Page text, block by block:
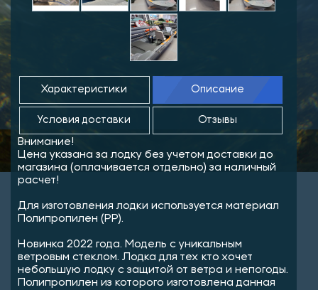
Характеристики Описание
Условия доставки Отзывы
Внимание!
Цена указана за лодку без учетом доставки до
магазина (оплачивается отдельно) за наличный
расчет!
Для изготовления лодки используется материал
Полипропилен (PP).
Новинка 2022 года. Модель с уникальным
ветровым стеклом. Лодка для тех кто хочет
небольшую лодку с защитой от ветра и непогоды.
Полипропилен из которого изготовлена данная